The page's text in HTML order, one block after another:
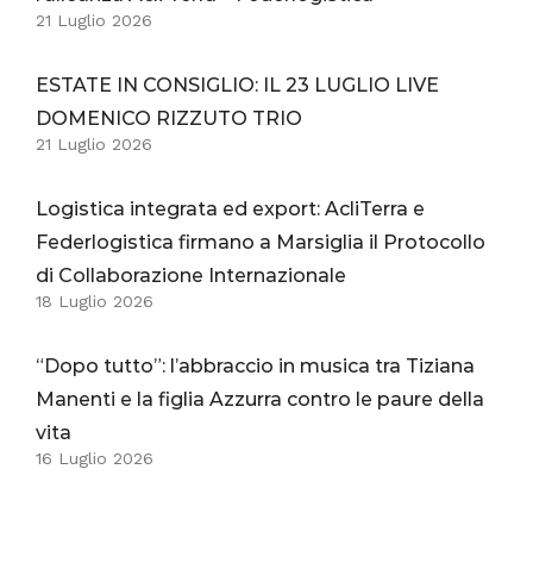
21 Luglio 2026
ESTATE IN CONSIGLIO: IL 23 LUGLIO LIVE
DOMENICO RIZZUTO TRIO
21 Luglio 2026
Logistica integrata ed export: AcliTerra e
Federlogistica firmano a Marsiglia il Protocollo
di Collaborazione Internazionale
18 Luglio 2026
“Dopo tutto”: l’abbraccio in musica tra Tiziana
Manenti e la figlia Azzurra contro le paure della
vita
16 Luglio 2026